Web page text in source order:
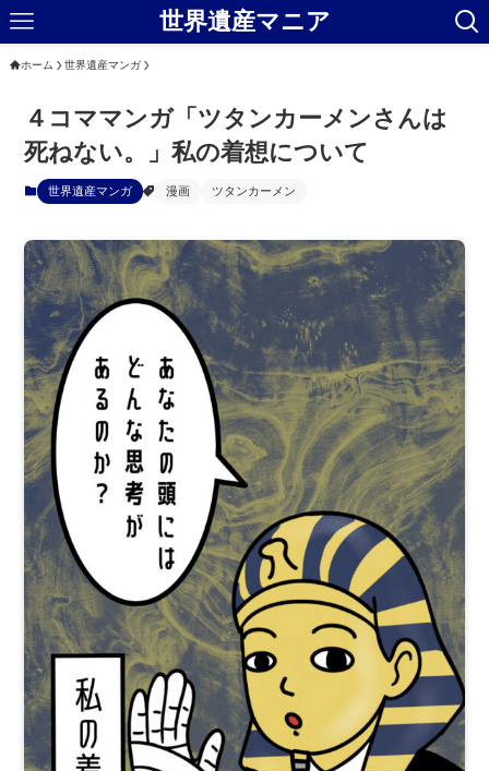
世界遺産マニア
ホーム 世界遺産マンガ
４コママンガ「ツタンカーメンさんは
死ねない。」私の着想について
世界遺産マンガ 漫画 ツタンカーメン